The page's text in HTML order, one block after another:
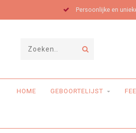
Persoonlijke en
HOME GEBOORTELIJST